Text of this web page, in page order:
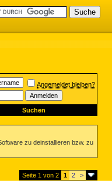
Angemeldet bleiben?
Suchen
zu deinstallieren bzw. zu
Seite 1 von 2 1 2
>